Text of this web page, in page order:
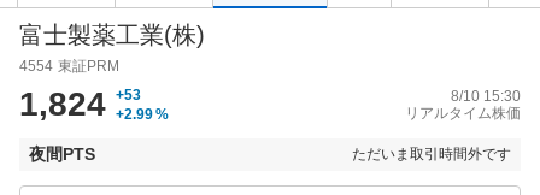
富士製薬工業(株)
4554 東証PRM
1,824 +53
+2.99%
8/10 15:30
リアルタイム株価
夜間PTS ただいま取引時間外です